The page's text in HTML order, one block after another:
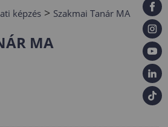
képzés > Szakmai Tanár MA
MA